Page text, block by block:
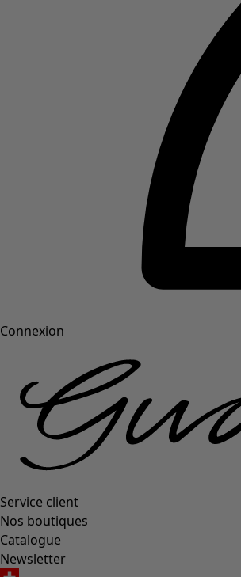
Connexion
Service client
Nos boutiques
Catalogue
Newsletter